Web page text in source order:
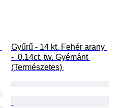
Gyűrű - 14 kt. Fehér arany
-  0.14ct. tw. Gyémánt
(Természetes)